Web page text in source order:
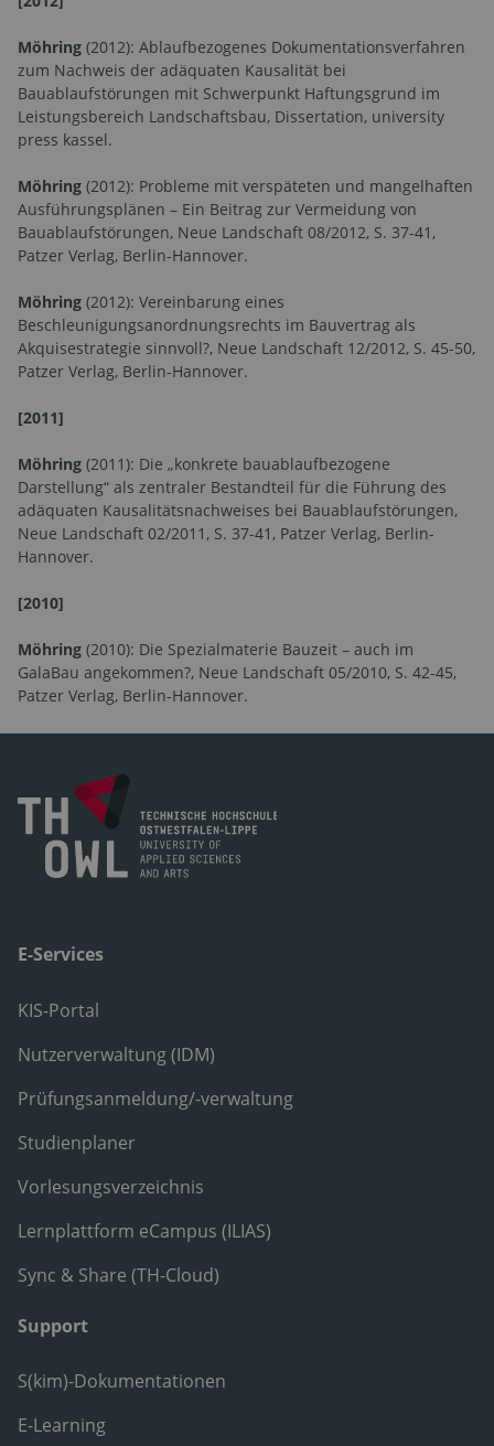
Möhring (2012): Ablaufbezogenes Dokumentationsverfahren
zum Nachweis der adäquaten Kausalität bei
Bauablaufstörungen mit Schwerpunkt Haftungsgrund im
Leistungsbereich Landschaftsbau, Dissertation, university
press kassel.
Möhring (2012): Probleme mit verspäteten und mangelhaften
Ausführungsplänen – Ein Beitrag zur Vermeidung von
Bauablaufstörungen, Neue Landschaft 08/2012, S. 37-41,
Patzer Verlag, Berlin-Hannover.
Möhring (2012): Vereinbarung eines
Beschleunigungsanordnungsrechts im Bauvertrag als
Akquisestrategie sinnvoll?, Neue Landschaft 12/2012, S. 45-50,
Patzer Verlag, Berlin-Hannover.
[2011]
Möhring (2011): Die „konkrete bauablaufbezogene
Darstellung“ als zentraler Bestandteil für die Führung des
adäquaten Kausalitätsnachweises bei Bauablaufstörungen,
Neue Landschaft 02/2011, S. 37-41, Patzer Verlag, Berlin-
Hannover.
[2010]
Möhring (2010): Die Spezialmaterie Bauzeit – auch im
GalaBau angekommen?, Neue Landschaft 05/2010, S. 42-45,
Patzer Verlag, Berlin-Hannover.
E-Services
KIS-Portal
Nutzerverwaltung (IDM)
Prüfungsanmeldung/-verwaltung
Studienplaner
Vorlesungsverzeichnis
Lernplattform eCampus (ILIAS)
Sync & Share (TH-Cloud)
Support
S(kim)-Dokumentationen
E-Learning